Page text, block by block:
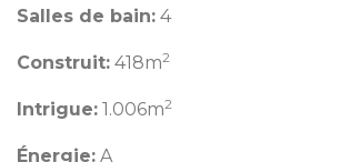
Salles de bain: 4
Construit: 418m2
Intrigue: 1.006m2
Énergie: A